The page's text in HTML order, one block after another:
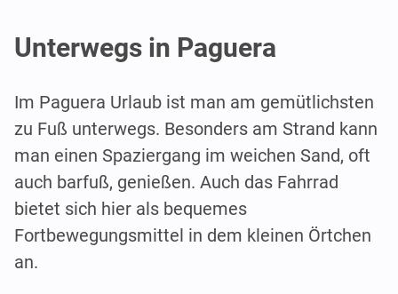
Unterwegs in Paguera
Im Paguera Urlaub ist man am gemütlichsten
zu Fuß unterwegs. Besonders am Strand kann
man einen Spaziergang im weichen Sand, oft
auch barfuß, genießen. Auch das Fahrrad
bietet sich hier als bequemes
Fortbewegungsmittel in dem kleinen Örtchen
an.